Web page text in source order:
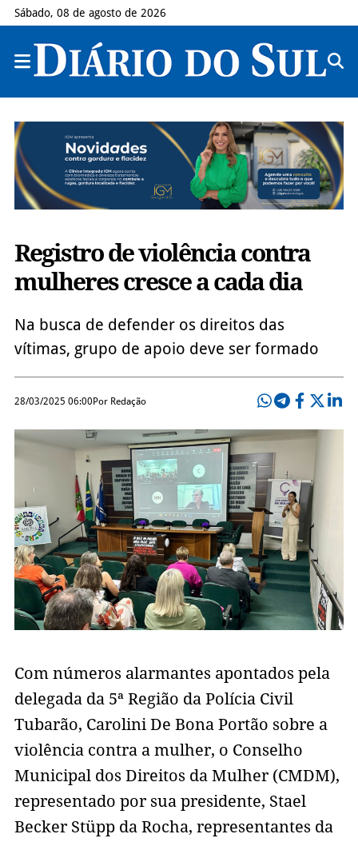
Sábado, 08 de agosto de 2026
Registro de violência contra
mulheres cresce a cada dia
Na busca de defender os direitos das
vítimas, grupo de apoio deve ser formado
28/03/2025 06:00Por Redação
Com números alarmantes apontados pela
delegada da 5ª Região da Polícia Civil
Tubarão, Carolini De Bona Portão sobre a
violência contra a mulher, o Conselho
Municipal dos Direitos da Mulher (CMDM),
representado por sua presidente, Stael
Becker Stüpp da Rocha, representantes da